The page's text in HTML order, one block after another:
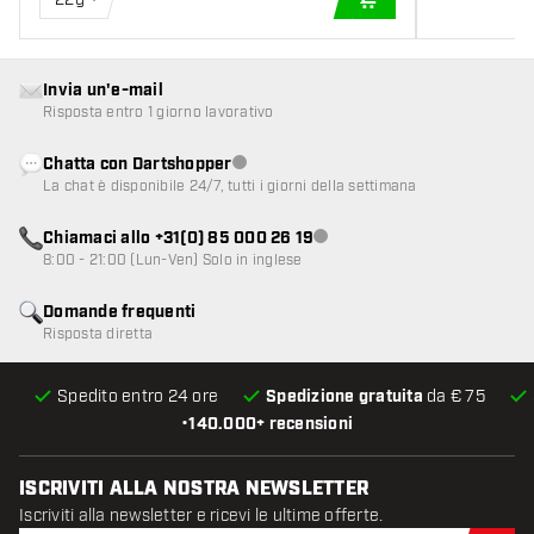
•140.000+ recensioni
Spedito entro 24 ore Spedizione gratuita da € 75
Domande frequenti
Risposta diretta
Invia un'e-mail
Risposta entro 1 giorno lavorativo
Chatta con DartshopperServizio clienti non disponibile
La chat è disponibile 24/7, tutti i giorni della settimana
Chiamaci allo +31(0) 85 000 26 19Servizio clienti non disponibile
8:00 - 21:00 (Lun-Ven) Solo in inglese
ISCRIVITI ALLA NOSTRA NEWSLETTER
Iscriviti alla newsletter e ricevi le ultime offerte.